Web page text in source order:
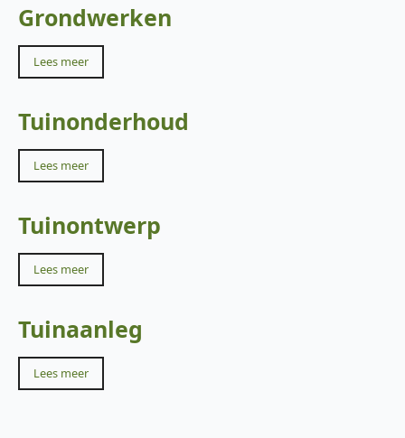
Grondwerken
Lees meer
Tuinonderhoud
Lees meer
Tuinontwerp
Lees meer
Tuinaanleg
Lees meer